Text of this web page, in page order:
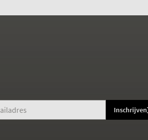
Inschrijven